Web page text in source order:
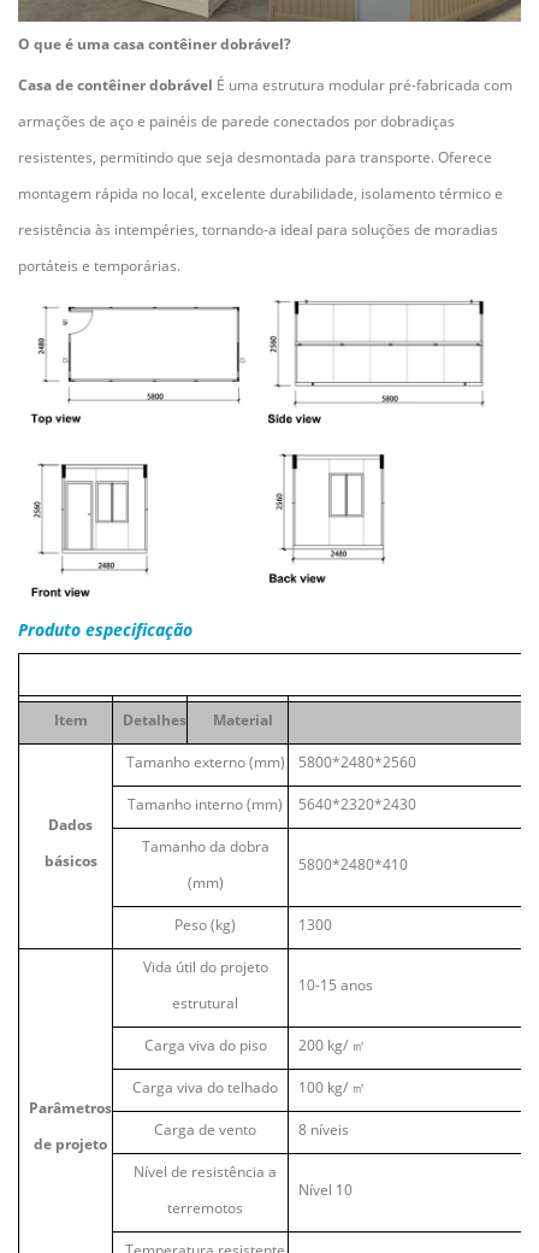
O que é uma casa contêiner dobrável?
Casa de contêiner dobrável É uma estrutura modular pré-fabricada com
armações de aço e painéis de parede conectados por dobradiças
resistentes, permitindo que seja desmontada para transporte. Oferece
montagem rápida no local, excelente durabilidade, isolamento térmico e
resistência às intempéries, tornando-a ideal para soluções de moradias
portáteis e temporárias.
Produto especificação
Item Detalhes Material
Dados
básicos
Tamanho externo (mm) 5800*2480*2560
Tamanho interno (mm) 5640*2320*2430
Tamanho da dobra
(mm)
5800*2480*410
Peso (kg) 1300
Parâmetros
de projeto
Vida útil do projeto
estrutural
10-15 anos
Carga viva do piso 200 kg/ ㎡
Carga viva do telhado 100 kg/ ㎡
Carga de vento 8 níveis
Nível de resistência a
terremotos
Nível 10